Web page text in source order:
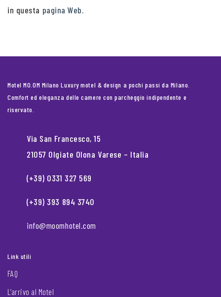
in questa pagina Web.
Motel MO.OM Milano Luxury motel & design a pochi passi da Milano.
Comfort ed eleganza delle camere con parcheggio indipendente e
riservato.
Via San Francesco, 15
21057 Olgiate Olona Varese – Italia
(+39) 0331 327 569
(+39) 393 894 3740
info@moomhotel.com
Link utili
FAQ
L’arrivo al Motel